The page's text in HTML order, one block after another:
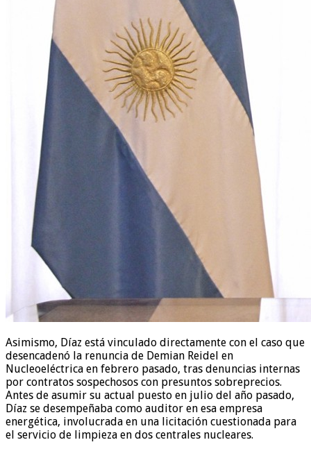
Asimismo, Díaz está vinculado directamente con el caso que
desencadenó la renuncia de Demian Reidel en
Nucleoeléctrica en febrero pasado, tras denuncias internas
por contratos sospechosos con presuntos sobreprecios.
Antes de asumir su actual puesto en julio del año pasado,
Díaz se desempeñaba como auditor en esa empresa
energética, involucrada en una licitación cuestionada para
el servicio de limpieza en dos centrales nucleares.